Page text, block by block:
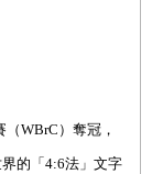
WBrC）奪冠，
的「4:6法」文字